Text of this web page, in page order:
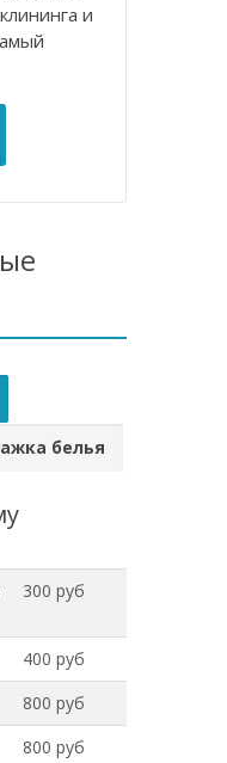
и
белья
300 руб
400 руб
800 руб
800 руб